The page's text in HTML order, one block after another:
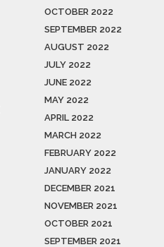
OCTOBER 2022
SEPTEMBER 2022
AUGUST 2022
JULY 2022
JUNE 2022
MAY 2022
APRIL 2022
MARCH 2022
FEBRUARY 2022
JANUARY 2022
DECEMBER 2021
NOVEMBER 2021
OCTOBER 2021
SEPTEMBER 2021